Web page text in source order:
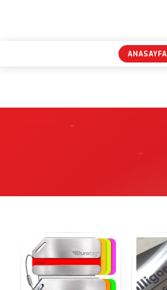
ANASAYFA